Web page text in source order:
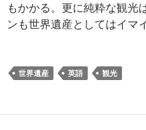
もかかる。更に純粋な観光
ンも世界遺産としてはイマ
世界遺産 英語 観光